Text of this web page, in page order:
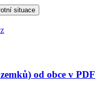
situace
od obce v PDF